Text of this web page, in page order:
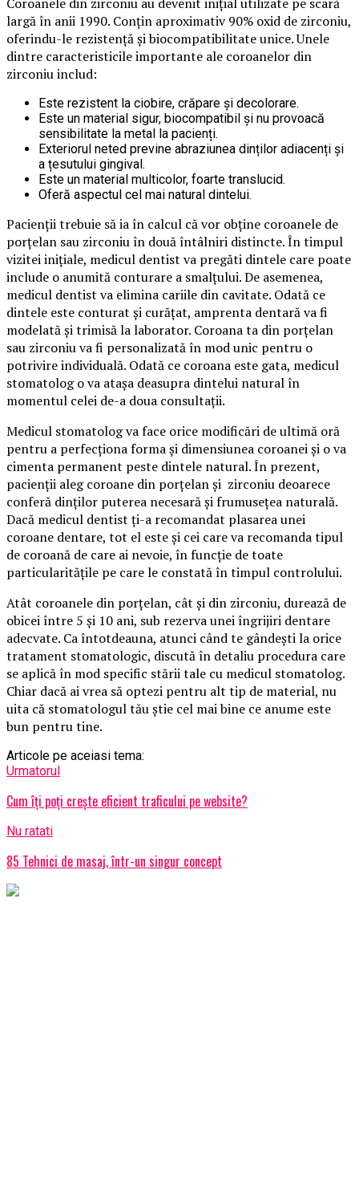
largă în anii 1990. Conțin aproximativ 90% oxid de zirconiu,
oferindu-le rezistență și biocompatibilitate unice. Unele
dintre caracteristicile importante ale coroanelor din
zirconiu includ:
Este rezistent la ciobire, crăpare și decolorare.
Este un material sigur, biocompatibil și nu provoacă
sensibilitate la metal la pacienți.
Exteriorul neted previne abraziunea dinților adiacenți și
a țesutului gingival.
Este un material multicolor, foarte translucid.
Oferă aspectul cel mai natural dintelui.
Pacienții trebuie să ia în calcul că vor obține coroanele de
porțelan sau zirconiu în două întâlniri distincte. În timpul
vizitei inițiale, medicul dentist va pregăti dintele care poate
include o anumită conturare a smalțului. De asemenea,
medicul dentist va elimina cariile din cavitate. Odată ce
dintele este conturat și curățat, amprenta dentară va fi
modelată și trimisă la laborator. Coroana ta din porțelan
sau zirconiu va fi personalizată în mod unic pentru o
potrivire individuală. Odată ce coroana este gata, medicul
stomatolog o va atașa deasupra dintelui natural în
momentul celei de-a doua consultații.
Medicul stomatolog va face orice modificări de ultimă oră
pentru a perfecționa forma și dimensiunea coroanei și o va
cimenta permanent peste dintele natural. În prezent,
pacienții aleg coroane din porțelan și zirconiu deoarece
conferă dinților puterea necesară și frumusețea naturală.
Dacă medicul dentist ți-a recomandat plasarea unei
coroane dentare, tot el este și cei care va recomanda tipul
de coroană de care ai nevoie, în funcție de toate
particularitățile pe care le constată în timpul controlului.
Atât coroanele din porțelan, cât și din zirconiu, durează de
obicei între 5 și 10 ani, sub rezerva unei îngrijiri dentare
adecvate. Ca întotdeauna, atunci când te gândești la orice
tratament stomatologic, discută în detaliu procedura care
se aplică în mod specific stării tale cu medicul stomatolog.
Chiar dacă ai vrea să optezi pentru alt tip de material, nu
uita că stomatologul tău știe cel mai bine ce anume este
bun pentru tine.
Articole pe aceiasi tema:
Urmatorul
Cum îți poți crește eficient traficului pe website?
Nu ratati
85 Tehnici de masaj, într-un singur concept